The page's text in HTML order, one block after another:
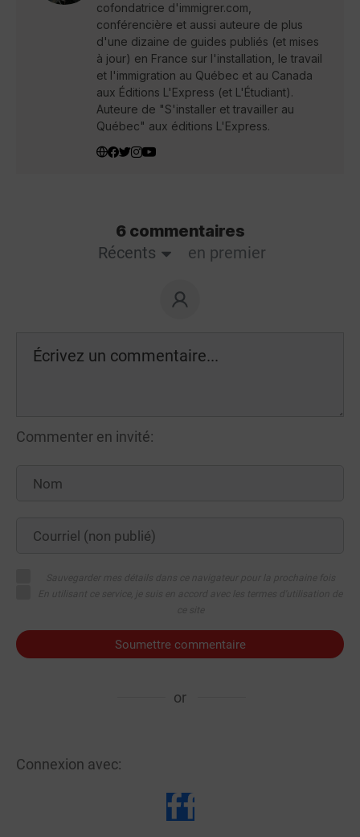
cofondatrice d'immigrer.com,
conférencière et aussi auteure de plus
d'une dizaine de guides publiés (et mises
à jour) en France sur l'installation, le travail
et l'immigration au Québec et au Canada
aux Éditions L'Express (et L'Étudiant).
Auteure de "S'installer et travailler au
Québec" aux éditions L'Express.
6 commentaires
Récents
en premier
Commenter en invité:
Soumettre commentaire
or
Connexion avec: